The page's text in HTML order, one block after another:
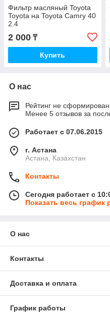
Фильтр масляный Toyota
Toyota на Toyota Camry 40
2.4
2 000 ₸
Купить
О нас
Рейтинг не сформирован
Менее 5 отзывов за
Работает с 07.06.2015
г. Астана
Астана, Казахстан
Контакты
Сегодня работает с
Показать весь график
О нас
Контакты
Доставка и оплата
График работы